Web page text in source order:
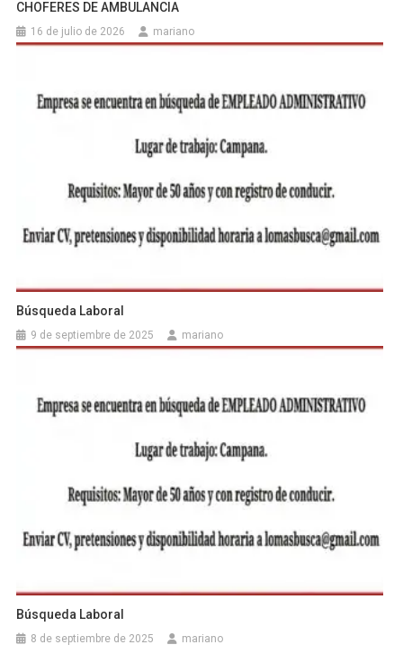
CHOFERES DE AMBULANCIA
16 de julio de 2026 mariano
Búsqueda Laboral
9 de septiembre de 2025 mariano
Búsqueda Laboral
8 de septiembre de 2025 mariano